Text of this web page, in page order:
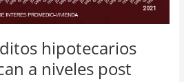
hipotecarios
a niveles post